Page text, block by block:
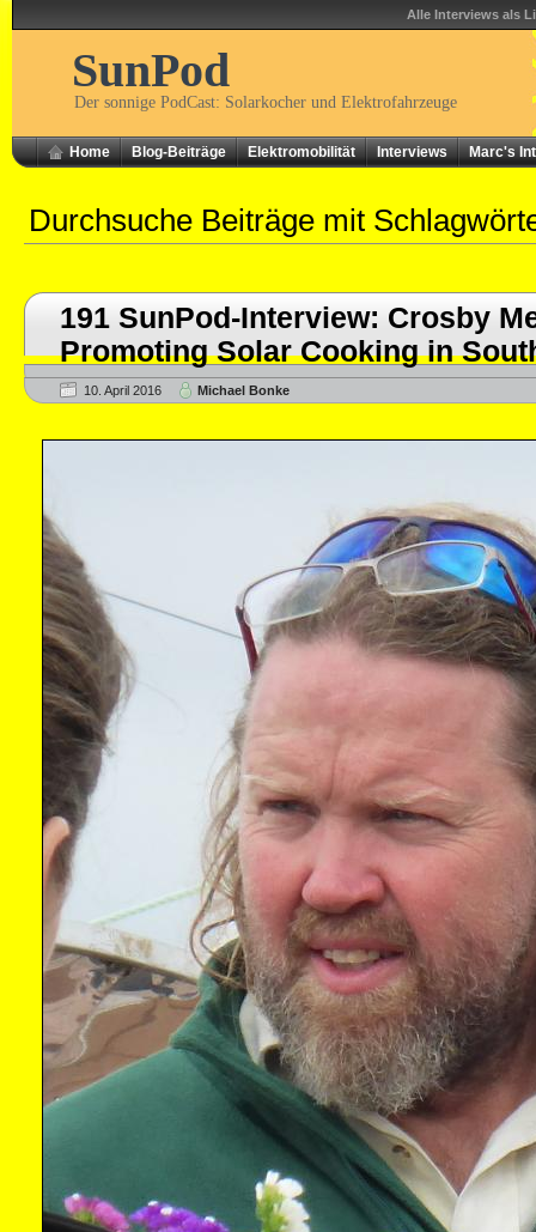
Alle Interviews als
SunPod
Der sonnige PodCast: Solarkocher und Elektrofahrzeuge
Home Blog-Beiträge Elektromobilität Interviews Marc's
Durchsuche Beiträge mit
191 SunPod-Interview: Crosby
Promoting Solar Cooking in
10. April 2016 Michael Bonke